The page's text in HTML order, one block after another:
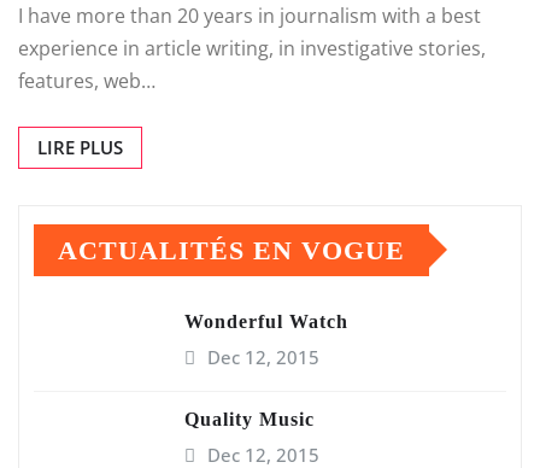
I have more than 20 years in journalism with a best
experience in article writing, in investigative stories,
features, web…
LIRE PLUS
ACTUALITÉS EN VOGUE
Wonderful Watch
Dec 12, 2015
Quality Music
Dec 12, 2015